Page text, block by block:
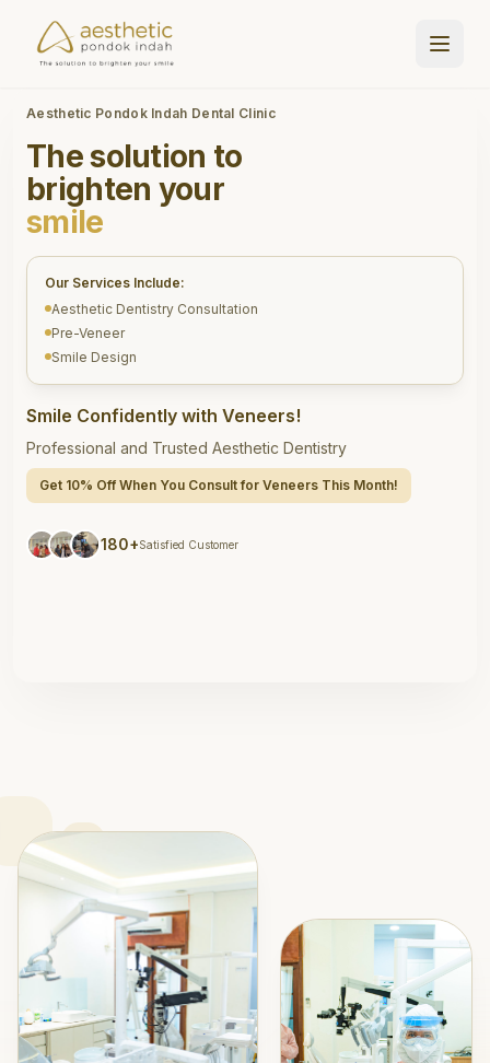
Aesthetic Pondok Indah Dental Clinic
The solution to
brighten your
smile
Our Services Include:
Aesthetic Dentistry Consultation
Pre-Veneer
Smile Design
Smile Confidently with Veneers!
Professional and Trusted Aesthetic Dentistry
Get 10% Off When You Consult for Veneers This Month!
180+Satisfied Customer